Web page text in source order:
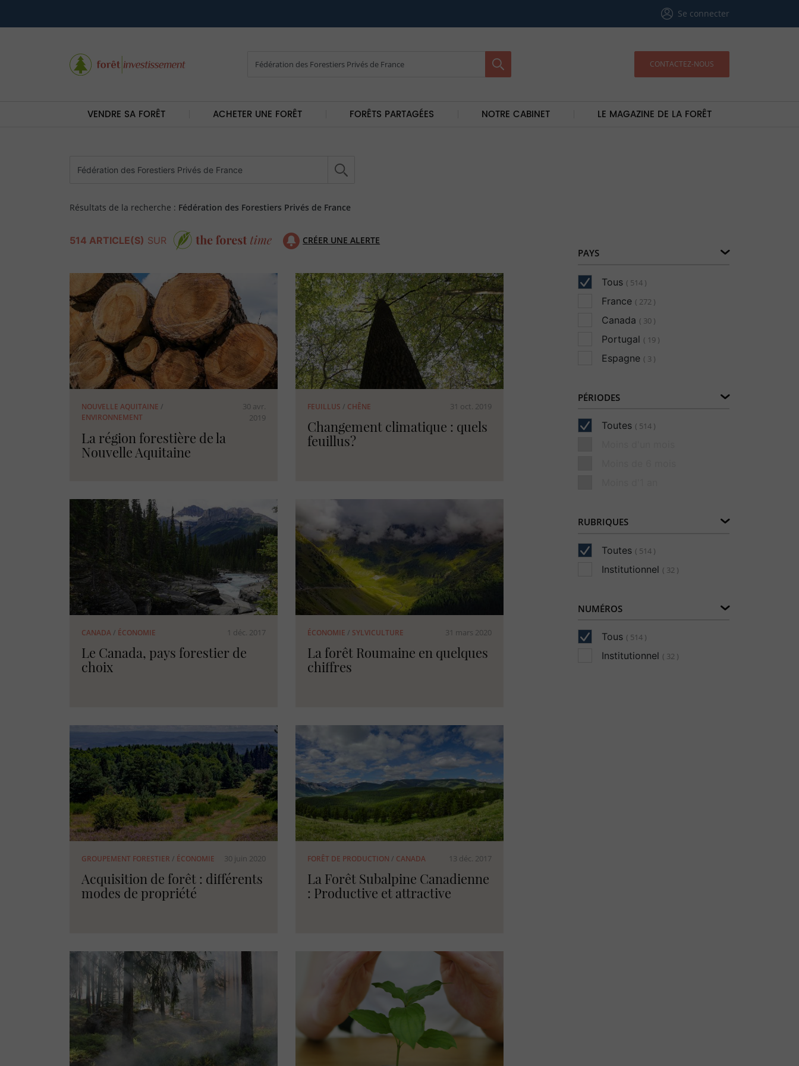
Se connecter
CONTACTEZ-NOUS
VENDRE SA FORÊT ACHETER UNE FORÊT FORÊTS PARTAGÉES NOTRE CABINET LE MAGAZINE DE LA FORÊT
Résultats de la recherche : Fédération des Forestiers Privés de France
514 ARTICLE(S) SUR CRÉER UNE ALERTE
NOUVELLE AQUITAINE /
ENVIRONNEMENT
30 avr.
2019
La région forestière de la
Nouvelle Aquitaine
FEUILLUS / CHÊNE 31 oct. 2019
Changement climatique : quels
feuillus?
CANADA/ ÉCONOMIE 1 déc. 2017
Le Canada, pays forestier de
choix
ÉCONOMIE / SYLVICULTURE 31 mars 2020
La forêt Roumaine en quelques
chiffres
GROUPEMENT FORESTIER / ÉCONOMIE 30 juin 2020
Acquisition de forêt : différents
modes de propriété
FORÊT DE PRODUCTION / CANADA 13 déc. 2017
La Forêt Subalpine Canadienne
: Productive et attractive
PAYS
Tous ( 514 )
France ( 272 )
Canada ( 30 )
Portugal ( 19 )
Espagne ( 3 )
PÉRIODES
Toutes ( 514 )
RUBRIQUES
Toutes ( 514 )
Institutionnel ( 32 )
NUMÉROS
Tous ( 514 )
Institutionnel ( 32 )